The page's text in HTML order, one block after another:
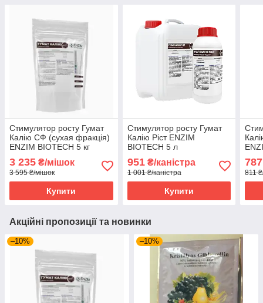
Стимулятор росту Гумат
Калію СФ (сухая фракція)
ENZIM BIOTECH 5 кг
3 235 ₴/мішок
3 595 ₴/мішок
Купити
Стимулятор росту Гумат
Калію Ріст ENZIM
BIOTECH 5 л
951₴/каністра
1 001 ₴/каністра
Купити
787
811
Акційні пропозиції та новинки
–10% –10%